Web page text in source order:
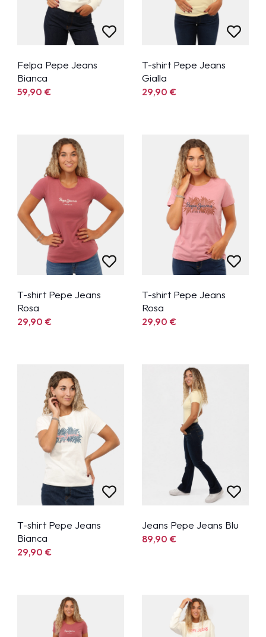
Felpa Pepe Jeans
Bianca
59,90€
T-shirt Pepe Jeans
Gialla
29,90€
T-shirt Pepe Jeans
Rosa
29,90€
T-shirt Pepe Jeans
Rosa
29,90€
T-shirt Pepe Jeans
Bianca
29,90€
Jeans Pepe Jeans Blu
89,90€